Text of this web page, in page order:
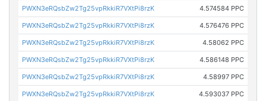
PWXN3eRQsbZw2Tg25vpRkkiR7VXtPi8rzK 4.574584 PPC
PWXN3eRQsbZw2Tg25vpRkkiR7VXtPi8rzK 4.576476 PPC
PWXN3eRQsbZw2Tg25vpRkkiR7VXtPi8rzK 4.58062 PPC
PWXN3eRQsbZw2Tg25vpRkkiR7VXtPi8rzK 4.586148 PPC
PWXN3eRQsbZw2Tg25vpRkkiR7VXtPi8rzK 4.58997 PPC
PWXN3eRQsbZw2Tg25vpRkkiR7VXtPi8rzK 4.593037 PPC